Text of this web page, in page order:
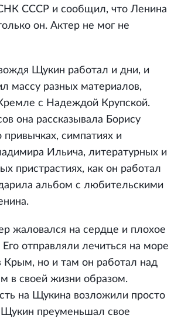
СНК СССР и сообщил, что Ленина
он. Актер не мог не
Щукин работал и дни, и
массу разных материалов,
с Надеждой Крупской.
она рассказывала Борису
привычках, симпатиях и
Ильича, литературных и
пристрастиях, как он работал
альбом с любительскими
жаловался на сердце и плохое
Его отправляли лечиться на море
Крым, но и там он работал над
в своей жизни образом.
на Щукина возложили просто
преуменьшал свое